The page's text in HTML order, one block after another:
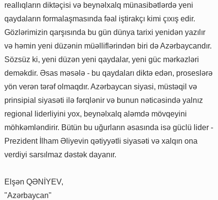
reallıqların diktəçisi və beynəlxalq münasibətlərdə yeni
qaydaların formalaşmasında fəal iştirakçı kimi çıxış edir.
Gözlərimizin qarşısında bu gün dünya tarixi yenidən yazılır
və həmin yeni düzənin müəlliflərindən biri də Azərbaycandır.
Sözsüz ki, yeni düzən yeni qaydalar, yeni güc mərkəzləri
deməkdir. Əsas məsələ - bu qaydaları diktə edən, proseslərə
yön verən tərəf olmaqdır. Azərbaycan siyasi, müstəqil və
prinsipial siyasəti ilə fərqlənir və bunun nəticəsində yalnız
regional liderliyini yox, beynəlxalq aləmdə mövqeyini
möhkəmləndirir. Bütün bu uğurların əsasında isə güclü lider -
Prezident İlham Əliyevin qətiyyətli siyasəti və xalqın ona
verdiyi sarsılmaz dəstək dayanır.
Elşən QƏNİYEV,
"Azərbaycan"